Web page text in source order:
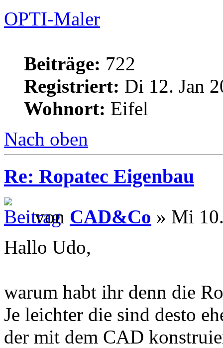
OPTI-Maler
Beiträge: 722
Registriert: Di 12. Jan
Wohnort: Eifel
Nach oben
Re: Ropatec Eigenbau
von CAD&Co » Mi
Hallo Udo,
warum habt ihr denn die
Je leichter die sind desto
der mit dem CAD